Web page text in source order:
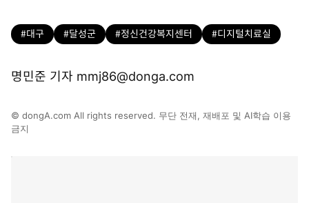
#대구 #달성군 #정신건강복지센터 #디지털치료실
명민준 기자 mmj86@donga.com
© dongA.com All rights reserved. 무단 전재, 재배포 및 AI학습 이용
금지